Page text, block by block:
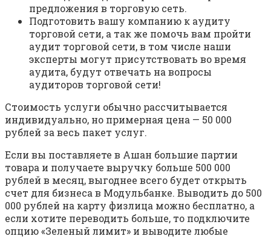
предложения в торговую сеть.
Подготовить вашу компанию к аудиту
торговой сети, а так же помочь вам пройти
аудит торговой сети, в том числе наши
эксперты могут присутствовать во время
аудита, будут отвечать на вопросы
аудиторов торговой сети!
Стоимость услуги обычно рассчитывается
индивидуально, но примерная цена — 50 000
рублей за весь пакет услуг.
Если вы поставляете в Ашан большие партии
товара и получаете выручку больше 500 000
рублей в месяц, выгоднее всего будет открыть
счет для бизнеса в Модульбанке. Выводить до 500
000 рублей на карту физлица можно бесплатно, а
если хотите переводить больше, то подключите
опцию «Зеленый лимит» и выводите любые